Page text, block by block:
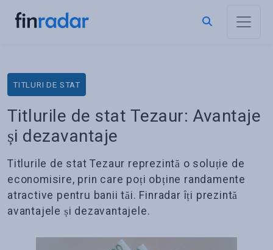
TITLURI DE STAT
Titlurile de stat Tezaur: Avantaje
și dezavantaje
Titlurile de stat Tezaur reprezintă o soluție de
economisire, prin care poți obține randamente
atractive pentru banii tăi. Finradar îți prezintă
avantajele și dezavantajele.